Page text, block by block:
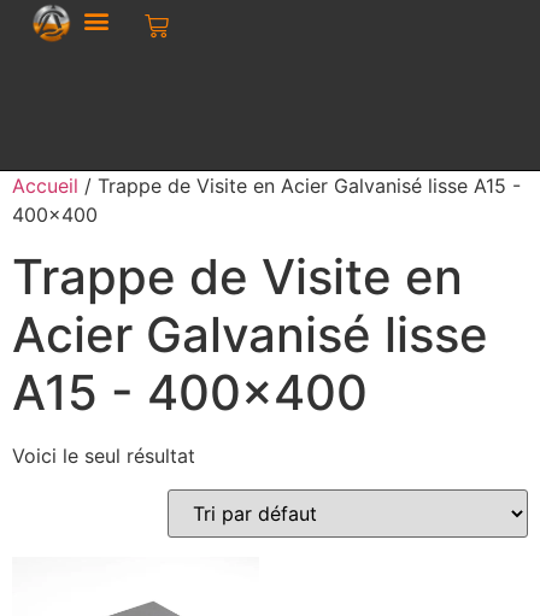
Accueil / Trappe de Visite en Acier Galvanisé lisse A15 -
400x400
Trappe de Visite en
Acier Galvanisé lisse
A15 - 400x400
Voici le seul résultat